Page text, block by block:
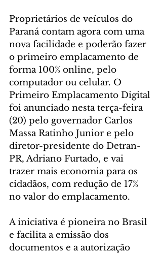
Proprietários de veículos do
Paraná contam agora com uma
nova facilidade e poderão fazer
o primeiro emplacamento de
forma 100% online, pelo
computador ou celular. O
Primeiro Emplacamento Digital
foi anunciado nesta terça-feira
(20) pelo governador Carlos
Massa Ratinho Junior e pelo
diretor-presidente do Detran-
PR, Adriano Furtado, e vai
trazer mais economia para os
cidadãos, com redução de 17%
no valor do emplacamento.
A iniciativa é pioneira no Brasil
e facilita a emissão dos
documentos e a autorização